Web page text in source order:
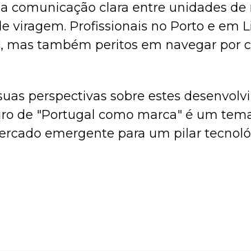
comunicação clara entre unidades de
viragem. Profissionais no Porto e em
também peritos em navegar por
perspectivas sobre estes
de "Portugal como marca" é um
emergente para um pilar